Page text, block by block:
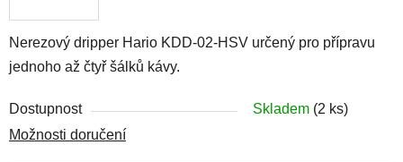
Nerezový dripper Hario KDD-02-HSV určený pro přípravu
jednoho až čtyř šálků kávy.
Dostupnost Skladem (2 ks)
Možnosti doručení